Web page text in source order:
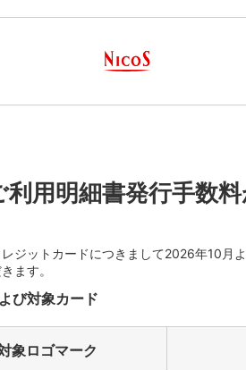
利用明細書発行手数
ジットカードにつきまして2026年10月
ます。
び対象カード
象ロゴマーク